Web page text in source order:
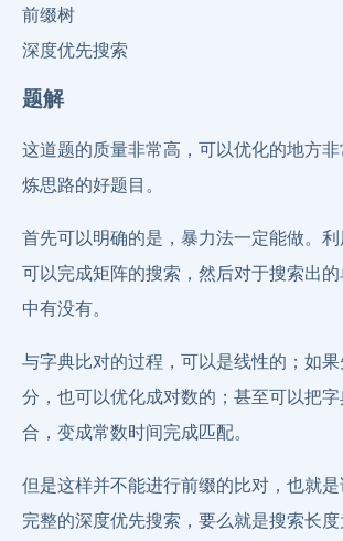
前缀树
深度优先搜索
题解
这道题的质量非常高，可以优化的地方
炼思路的好题目。
首先可以明确的是，暴力法一定能做。
可以完成矩阵的搜索，然后对于搜索出
中有没有。
与字典比对的过程，可以是线性的；如
分，也可以优化成对数的；甚至可以把
合，变成常数时间完成匹配。
但是这样并不能进行前缀的比对，也就
完整的深度优先搜索，要么就是搜索长